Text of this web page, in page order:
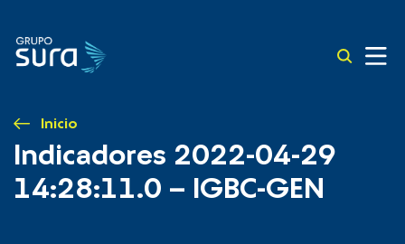
Inicio
Indicadores 2022-04-29
14:28:11.0 – IGBC-GEN